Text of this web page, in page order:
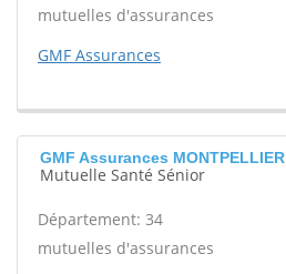
mutuelles d'assurances
GMF Assurances
GMF Assurances MONTPELLIER
Mutuelle Santé Sénior
Département: 34
mutuelles d'assurances